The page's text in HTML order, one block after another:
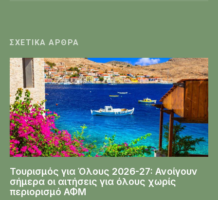
ΣΧΕΤΙΚΆ ΆΡΘΡΑ
Τουρισμός για Όλους 2026-27: Ανοίγουν
σήμερα οι αιτήσεις για όλους χωρίς
περιορισμό ΑΦΜ